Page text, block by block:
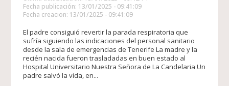
Fecha publicación: 13/01/2025 - 09:41:09
Fecha creacion: 13/01/2025 - 09:41:09
El padre consiguió revertir la parada respiratoria que
sufría siguiendo las indicaciones del personal sanitario
desde la sala de emergencias de Tenerife La madre y la
recién nacida fueron trasladadas en buen estado al
Hospital Universitario Nuestra Señora de La Candelaria Un
padre salvó la vida, en...